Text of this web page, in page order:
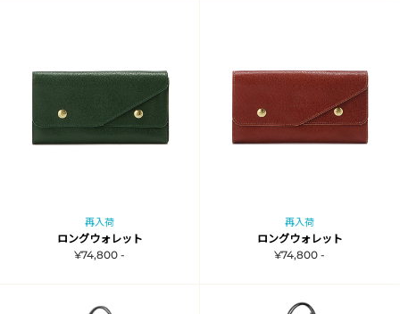
再入荷
ロングウォレット
¥74,800 -
再入荷
ロングウォレット
¥74,800 -